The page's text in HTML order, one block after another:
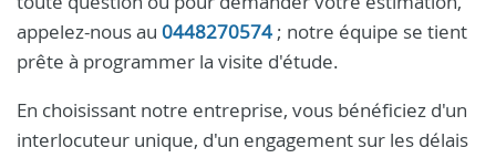
appelez-nous au 0448270574 ; notre équipe se tient
prête à programmer la visite d'étude.
En choisissant notre entreprise, vous bénéficiez d'un
interlocuteur unique, d'un engagement sur les délais